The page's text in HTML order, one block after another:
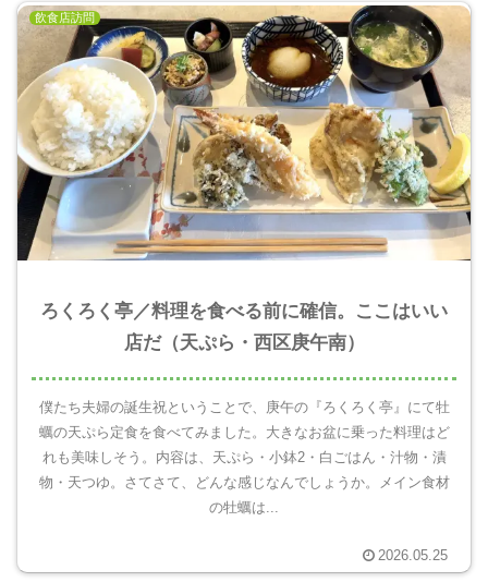
飲食店訪問
ろくろく亭／料理を食べる前に確信。ここはいい
店だ（天ぷら・西区庚午南）
僕たち夫婦の誕生祝ということで、庚午の『ろくろく亭』にて牡
蠣の天ぷら定食を食べてみました。大きなお盆に乗った料理はど
れも美味しそう。内容は、天ぷら・小鉢2・白ごはん・汁物・漬
物・天つゆ。さてさて、どんな感じなんでしょうか。メイン食材
の牡蠣は...
2026.05.25